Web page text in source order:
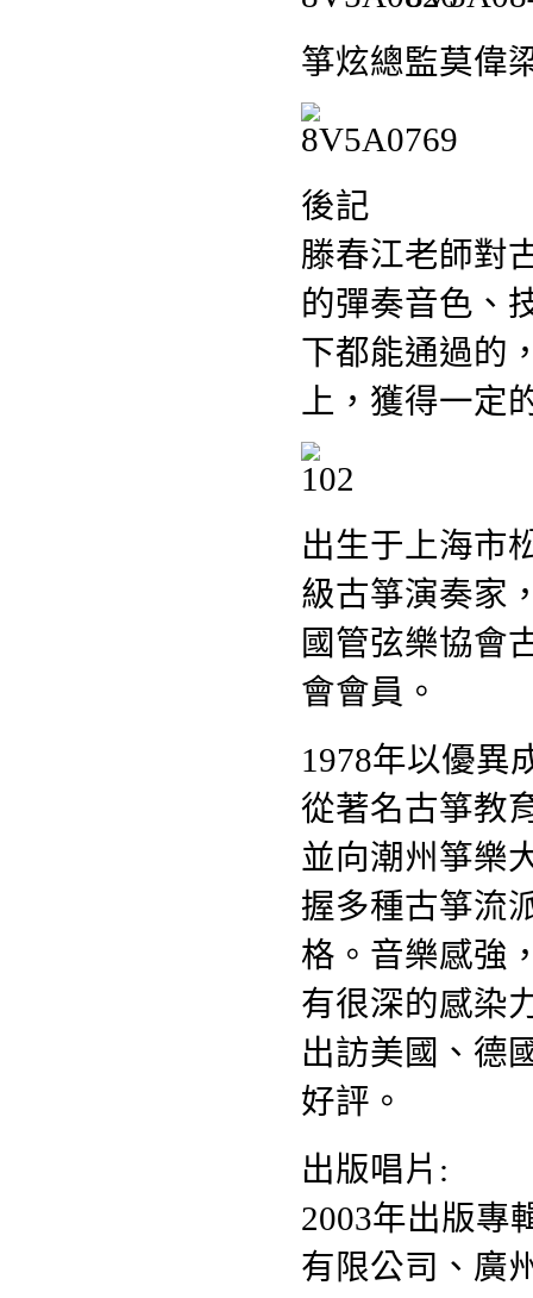
箏炫總監莫偉
後記
滕春江老師對
的彈奏音色、
下都能通過的
上，獲得一定
出生于上海市
級古箏演奏家
國管弦樂協會
會會員。
1978年以優異
從著名古箏教
並向潮州箏樂
握多種古箏流
格。音樂感強
有很深的感染
出訪美國、德
好評。
出版唱片:
2003年出版專
有限公司、廣